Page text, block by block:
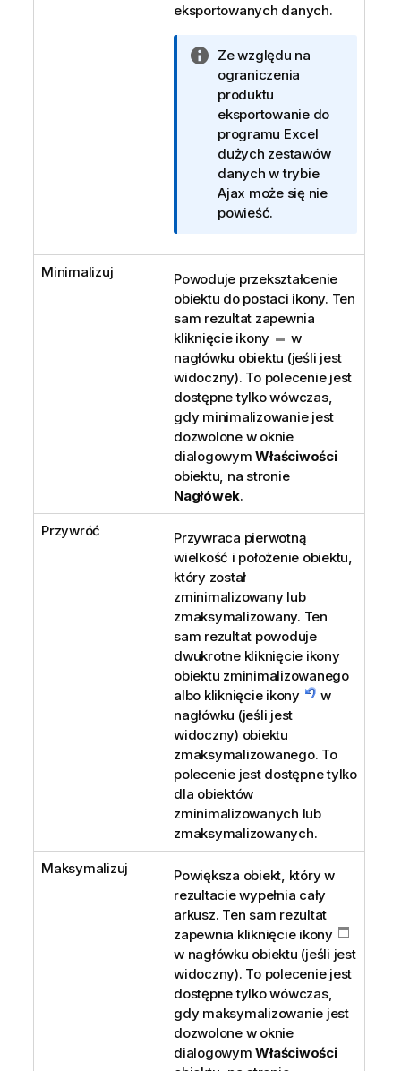
eksportowanych danych.
I
n
f
o
r
m
a
c
j
Ze względu na
ograniczenia
produktu
eksportowanie do
programu Excel
dużych zestawów
danych w trybie
Ajax może się nie
powieść.
Minimalizuj
Powoduje przekształcenie
obiektu do postaci ikony. Ten
sam rezultat zapewnia
kliknięcie ikony
w
nagłówku obiektu (jeśli jest
widoczny). To polecenie jest
dostępne tylko wówczas,
gdy minimalizowanie jest
dozwolone w oknie
dialogowymWłaściwości
obiektu, na stronie
Nagłówek.
Przywróć
Przywraca pierwotną
wielkość i położenie obiektu,
który został
zminimalizowany lub
zmaksymalizowany. Ten
sam rezultat powoduje
dwukrotne kliknięcie ikony
obiektu zminimalizowanego
albo kliknięcie ikony
w
nagłówku (jeśli jest
widoczny) obiektu
zmaksymalizowanego. To
polecenie jest dostępne tylko
dla obiektów
zminimalizowanych lub
zmaksymalizowanych.
Maksymalizuj
Powiększa obiekt, który w
rezultacie wypełnia cały
arkusz. Ten sam rezultat
zapewnia kliknięcie ikony
w nagłówku obiektu (jeśli jest
widoczny). To polecenie jest
dostępne tylko wówczas,
gdy maksymalizowanie jest
dozwolone w oknie
dialogowymWłaściwości